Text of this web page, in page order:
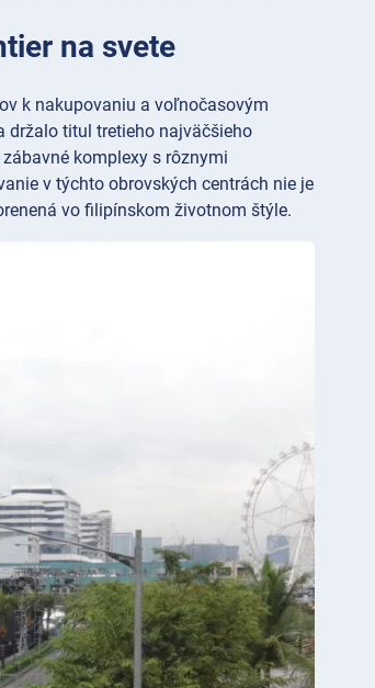
na svete
k nakupovaniu a voľnočasovým
držalo titul tretieho najväčšieho
komplexy s rôznymi
v týchto obrovských centrách nie je
vo filipínskom životnom štýle.